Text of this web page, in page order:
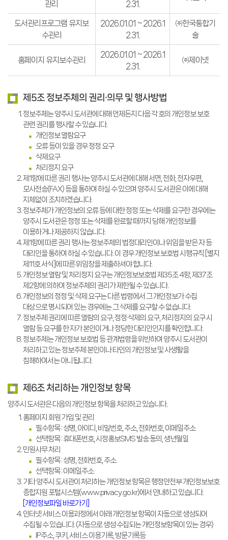
관리 2.31.
도서관리프로그램 유지보
수관리
2026.01.01 ~ 2026.1
2.31.
㈜한국통합기
술
홈페이지 유지보수관리
2026.01.01 ~ 2026.1
2.31.
㈜제이넷
제5조 정보주체의 권리·의무 및 행사방법
정보주체는 양주시 도서관에 대해 언제든지 다음 각 호의 개인정보 보호
관련 권리를 행사할 수 있습니다.
개인정보 열람요구
오류 등이 있을 경우 정정 요구
삭제요구
처리정지 요구
제1항에 따른 권리 행사는 양주시 도서관에 대해 서면, 전화, 전자우편,
모사전송(FAX) 등을 통하여 하실 수 있으며 양주시 도서관은 이에 대해
지체없이 조치하겠습니다.
정보주체가 개인정보의 오류 등에 대한 정정 또는 삭제를 요구한 경우에는
양주시 도서관은 정정 또는 삭제를 완료할 때까지 당해 개인정보를
이용하거나 제공하지 않습니다.
제1항에 따른 권리 행사는 정보주체의 법정대리인이나 위임을 받은 자 등
대리인을 통하여 하실 수 있습니다. 이 경우 개인정보 보호법 시행규칙 [별지
제11호 서식]에 따른 위임장을 제출하셔야 합니다.
개인정보 열람 및 처리정지 요구는 개인정보보호법 제35조 4항, 제37조
제2항에 의하여 정보주체의 권리가 제한될 수 있습니다.
개인정보의 정정 및 삭제 요구는 다른 법령에서 그 개인정보가 수집
대상으로 명시되어 있는 경우에는 그 삭제를 요구할 수 없습니다.
정보주체 권리에 따른 열람의 요구, 정정·삭제의 요구, 처리정지의 요구 시
열람 등 요구를 한 자가 본인이거나 정당한 대리인인지를 확인합니다.
정보주체는 개인정보 보호법 등 관계법령을 위반하여 양주시 도서관이
처리하고 있는 정보주체 본인이나 타인의 개인정보 및 사생활을
침해하여서는 아니됩니다.
제6조 처리하는 개인정보 항목
양주시 도서관은 다음의 개인정보 항목을 처리하고 있습니다.
홈페이지 회원 가입 및 관리
필수항목 : 성명, 아이디, 비밀번호, 주소, 전화번호, 이메일주소
선택항목 : 휴대폰번호, 시정홍보SMS 발송 동의, 생년월일
민원사무 처리
필수항목 : 성명, 전화번호, 주소
선택항목 : 이메일주소
기타 양주시 도서관이 처리하는 개인정보 항목은 행정안전부 개인정보보호
종합지원 포털시스템(www.privacy.go.kr)에서 안내하고 있습니다.
[개인정보파일 바로가기]
인터넷 서비스 이용과정에서 아래 개인정보 항목이 자동으로 생성되어
수집될 수 있습니다. (자동으로 생성·수집되는 개인정보항목이 있는 경우)
IP주소, 쿠키, 서비스 이용기록, 방문기록등